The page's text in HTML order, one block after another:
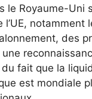
le Royaume-Uni
l’UE, notamment
des
fait que la
est mondiale